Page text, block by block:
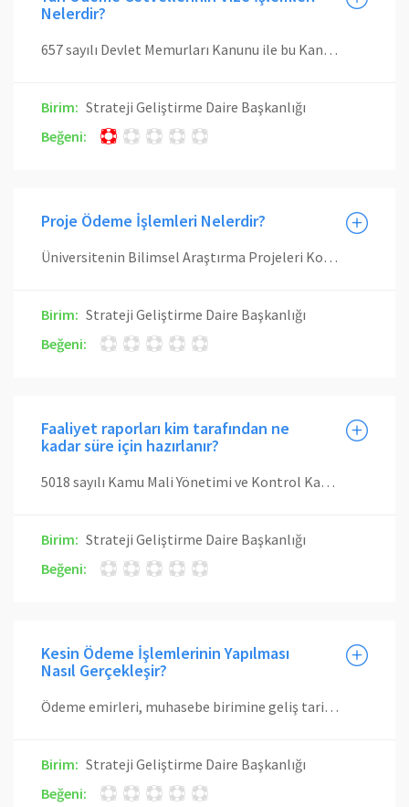
Nelerdir?
657 sayılı Devlet Memurları Kanunu ile bu Kanunun ek geçici 9. maddesi kapsamına giren idarelerde istihdam edilen Devlet memurlarından, hangi işi yapanlara ve hangi görevde bulunanlara zam ve tazminat ödeneceği, ödenecek zam ve tazminatın miktarları ile ödeme usul ve esaslarına ilişkin olarak anılan Kanunun 152. maddesine dayanılarak yürürlüğe konulan Bakanlar Kurulu kararı uyarınca, zam ve tazminat ödemesi yapılacak personelin kadro veya unvanları, sınıfları, dereceleri, sayıları ve hizmet yerleri ile bunlara uygun olarak ödenecek zam ve tazminatın miktarlarını gösteren ve serbest kadro üzerinden hazırlanan cetvel ile bunların birimler itibarıyla dağılımını gösteren listeler ilgili birim tarafından kontrol edilir.
Birim: Strateji Geliştirme Daire Başkanlığı
Beğeni:
Proje Ödeme İşlemleri Nelerdir?
Üniversitenin Bilimsel Araştırma Projeleri Koordinatörlüğünden gelen Tübitak, Santez, Avrupa Birliği, Farabi ve Özel Projelere ait ödeme emri belgesi, muhasebe işlem fişi ekindeki evraklar teslim alınır. Yetkililerin imzaları, hak sahibinin kimliği, mevzuatta belirtilen belgelerin eklenip eklenmediği, proje yöneticisinin kimliği ve ödeme emri belgesindeki maddi hata kontrol edilir. Vezne servisince hak sahibinin vergi, icra, SGK prim borcu sorgulanır. İlgili memur tarafından say2000i sisteminden kaydı gerçekleştirilen evraklar için gönderme emri belgesi hazırlanır, listesi kontrol edilerek imzalanır ve bankaya gönderilir.
Birim: Strateji Geliştirme Daire Başkanlığı
Beğeni:
Faaliyet raporları kim tarafından ne
kadar süre için hazırlanır?
5018 sayılı Kamu Mali Yönetimi ve Kontrol Kanunu'nun 41. maddesine dayanılarak hazırlanan ve 17/03/2006 tarih ve 26111 sayılı Resmi Gazetede yayınlanarak yürürlüğe giren İdarelerce Hazırlanacak Faaliyet Raporları Hakkında Yönetmeliğin birim faaliyet raporu alt başlıklı 10. maddesinde; - "Birim faaliyet raporu; genel bütçe kapsamındaki kamu idareleri, özel bütçeli idareler, sosyal güvenlik kurumları ve mahalli idarelerin bütçelerinde kendisine ödenek tahsis edilen harcama yetkilileri tarafından hazırlanır" - "Birim faaliyet raporu hazırlayan harcama yetkilileri, raporun içeriğinden ve raporda yer alan bilgilerin doğruluğundan üst yöneticiye karşı sorumludur" - "Üst yönetici, harcama birimlerinin faaliyetlerini ve performansını izleyebilmek amacıyla, harcama yetkililerinden üç veya altı aylık birim faaliyet raporları isteyebilir" denilmektedir.
Birim: Strateji Geliştirme Daire Başkanlığı
Beğeni:
Kesin Ödeme İşlemlerinin Yapılması
Nasıl Gerçekleşir?
Ödeme emirleri, muhasebe birimine geliş tarihinden itibaren, en geç dört iş günü içinde incelenir, uygun bulunanlar muhasebeleştirilerek tutarları hak sahiplerinin banka hesabına aktarılır. Eksik veya hatalı olan ödeme emri belgesi ve eki belgeler, düzeltilmek veya tamamlanmak üzere en geç, hata veya eksikliğin tespit edildiği günü izleyen iş günü içinde gerekçeleriyle birlikte harcama yetkilisine Hata ve Noksanı Bulunan Tahakkuk Evrakı Listesi düzenlenerek, yazılı olarak gönderilir. Hata veya eksiklikleri tamamlanarak tekrar muhasebe birimine verilenler, en geç iki iş günü sonuna kadar incelenerek muhasebeleştirme ve ödeme işlemi gerçekleştirilir.
Birim: Strateji Geliştirme Daire Başkanlığı
Beğeni: